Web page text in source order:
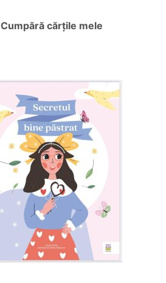
Cumpără cărțile mele